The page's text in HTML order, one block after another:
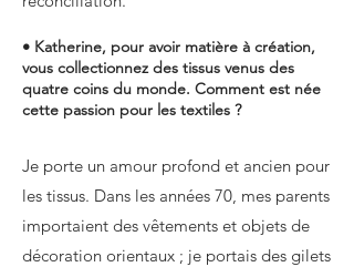
• Katherine, pour avoir matière à création,
vous collectionnez des tissus venus des
quatre coins du monde. Comment est née
cette passion pour les textiles ?
Je porte un amour profond et ancien pour
les tissus. Dans les années 70, mes parents
importaient des vêtements et objets de
décoration orientaux ; je portais des gilets